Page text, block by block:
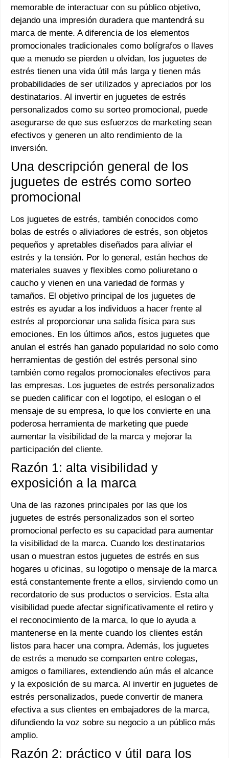
memorable de interactuar con su público objetivo,
dejando una impresión duradera que mantendrá su
marca de mente. A diferencia de los elementos
promocionales tradicionales como bolígrafos o llaves
que a menudo se pierden u olvidan, los juguetes de
estrés tienen una vida útil más larga y tienen más
probabilidades de ser utilizados y apreciados por los
destinatarios. Al invertir en juguetes de estrés
personalizados como su sorteo promocional, puede
asegurarse de que sus esfuerzos de marketing sean
efectivos y generen un alto rendimiento de la
inversión.
Una descripción general de los
juguetes de estrés como sorteo
promocional
Los juguetes de estrés, también conocidos como
bolas de estrés o aliviadores de estrés, son objetos
pequeños y apretables diseñados para aliviar el
estrés y la tensión. Por lo general, están hechos de
materiales suaves y flexibles como poliuretano o
caucho y vienen en una variedad de formas y
tamaños. El objetivo principal de los juguetes de
estrés es ayudar a los individuos a hacer frente al
estrés al proporcionar una salida física para sus
emociones. En los últimos años, estos juguetes que
anulan el estrés han ganado popularidad no solo como
herramientas de gestión del estrés personal sino
también como regalos promocionales efectivos para
las empresas. Los juguetes de estrés personalizados
se pueden calificar con el logotipo, el eslogan o el
mensaje de su empresa, lo que los convierte en una
poderosa herramienta de marketing que puede
aumentar la visibilidad de la marca y mejorar la
participación del cliente.
Razón 1: alta visibilidad y
exposición a la marca
Una de las razones principales por las que los
juguetes de estrés personalizados son el sorteo
promocional perfecto es su capacidad para aumentar
la visibilidad de la marca. Cuando los destinatarios
usan o muestran estos juguetes de estrés en sus
hogares u oficinas, su logotipo o mensaje de la marca
está constantemente frente a ellos, sirviendo como un
recordatorio de sus productos o servicios. Esta alta
visibilidad puede afectar significativamente el retiro y
el reconocimiento de la marca, lo que lo ayuda a
mantenerse en la mente cuando los clientes están
listos para hacer una compra. Además, los juguetes
de estrés a menudo se comparten entre colegas,
amigos o familiares, extendiendo aún más el alcance
y la exposición de su marca. Al invertir en juguetes de
estrés personalizados, puede convertir de manera
efectiva a sus clientes en embajadores de la marca,
difundiendo la voz sobre su negocio a un público más
amplio.
Razón 2: práctico y útil para los